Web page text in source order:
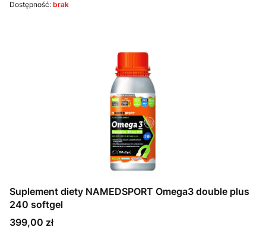
Dostępność: brak
Suplement diety NAMEDSPORT Omega3 double plus
240 softgel
Cena
399,00 zł